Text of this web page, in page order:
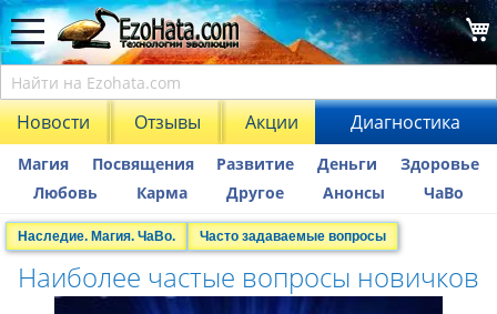
Новости Отзывы Акции Диагностика
Магия Посвящения Развитие Деньги
Здоровье
Любовь
Карма Другое Анонсы ЧаВо
Наследие. Магия. ЧаВо. Часто задаваемые вопросы
Наиболее частые вопросы новичков